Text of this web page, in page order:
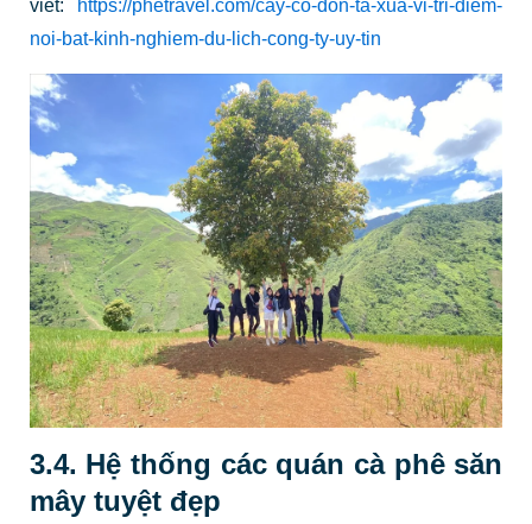
viết: https://phetravel.com/cay-co-don-ta-xua-vi-tri-diem-
noi-bat-kinh-nghiem-du-lich-cong-ty-uy-tin
3.4. Hệ thống các quán cà phê săn
mây tuyệt đẹp